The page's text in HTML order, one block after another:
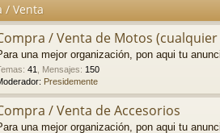
/ Venta
/ Venta de Motos
una mejor organización, pon aqui tu
: 41 Mensajes: 150
Presidemente
/ Venta de Accesorios
una mejor organización, pon aqui tu